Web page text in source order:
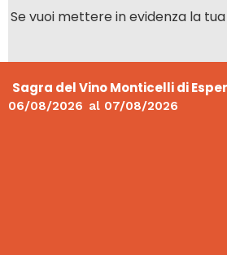
Se vuoi mettere in evidenza la
Sagra del Vino Monticelli di
06/08/2026 al 07/08/2026